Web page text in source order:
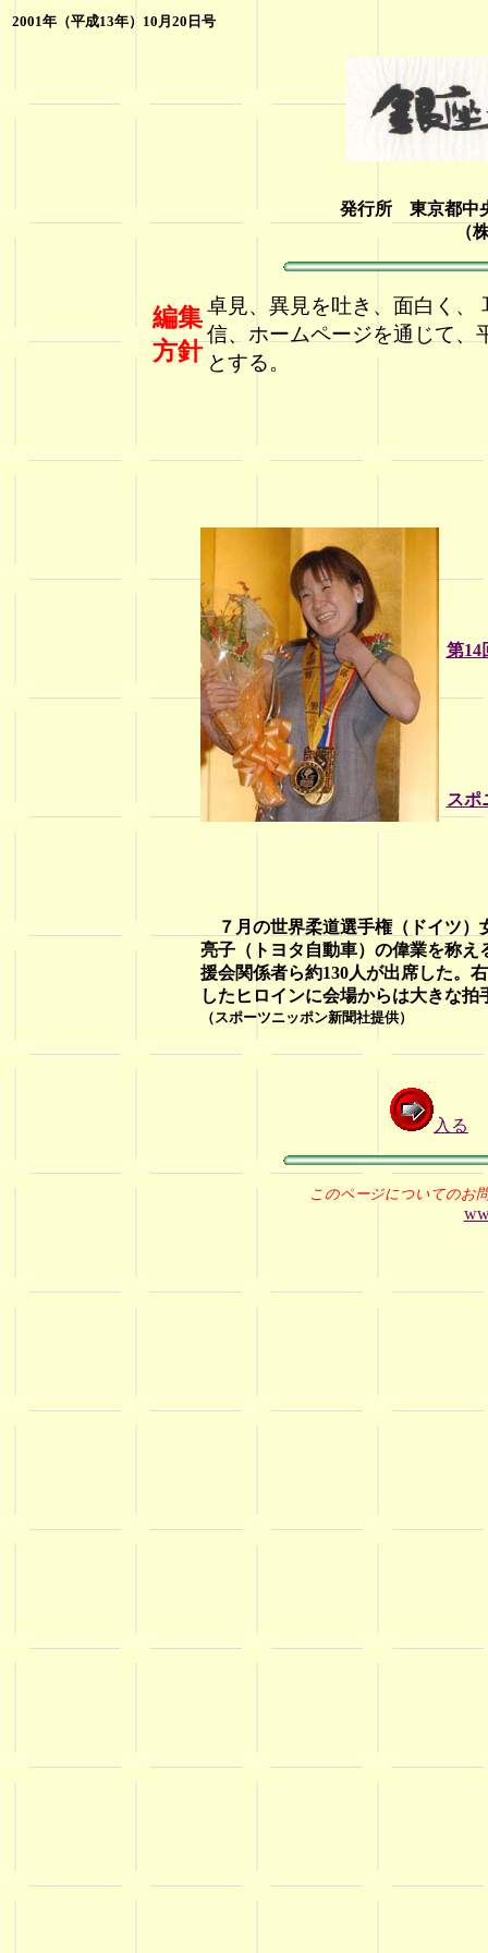
2001年（平成13年）10月20日号
発行所 東京都中
（
編集
方針
卓見、異見を吐き、面白く、
信、ホームページを通じて、
とする。
第14
ス
７月の世界柔道選手権（ドイツ
亮子（トヨタ自動車）の偉業を称
援会関係者ら約130人が出席した。
したヒロインに会場からは大きな拍
（スポーツニッポン新聞社提供）
入る
このページについてのお